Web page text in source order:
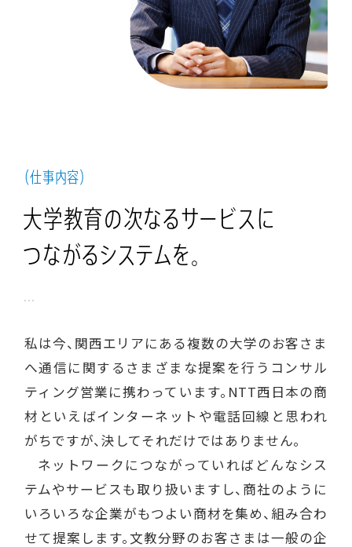
（仕事内容）
大学教育の次なるサービスに
つながるシステムを。
私は今、関西エリアにある複数の大学のお客さま
へ通信に関するさまざまな提案を行うコンサル
ティング営業に携わっています。NTT西日本の商
材といえばインターネットや電話回線と思われ
がちですが、決してそれだけではありません。
ネットワークにつながっていればどんなシス
テムやサービスも取り扱いますし、商社のように
いろいろな企業がもつよい商材を集め、組み合わ
せて提案します。文教分野のお客さまは一般の企